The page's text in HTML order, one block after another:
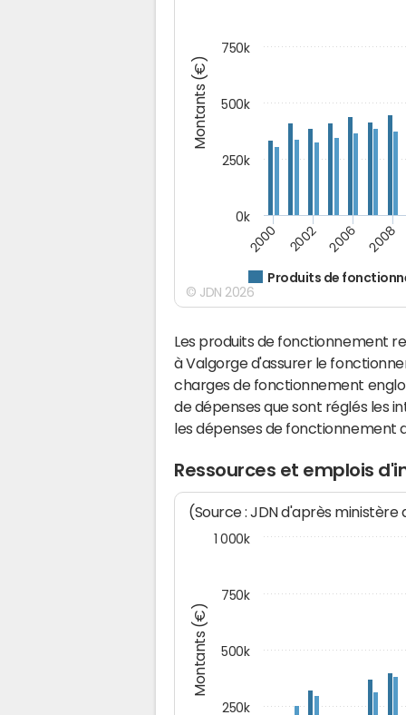
Montants (€)
Produits de
2000 2002 2006 2008
0k
250k
500k
750k
© JDN 2026
Les produits de fonctionnement
à Valgorge d'assurer le
charges de fonctionnement
de dépenses que sont réglés les
les dépenses de fonctionnement
Ressources et emplois
Montants (€)
(Source : JDN d'après ministère
250k
500k
750k
1 000k